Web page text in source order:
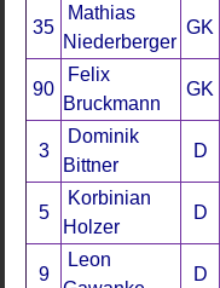
35
Mathias
Niederberger
GK
90
Felix
Bruckmann
GK
3
Dominik
Bittner
D
5
Korbinian
Holzer
D
9
Leon
D